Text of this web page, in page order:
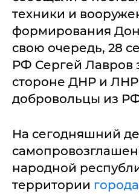
техники и
формирования
свою очередь, 28
РФ Сергей Лавров
стороне ДНР и
добровольцы из
На сегодняшний
народной
территории